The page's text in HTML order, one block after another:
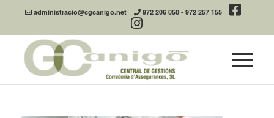
administracio@cgcanigo.net 972 206 050 -972 257 155